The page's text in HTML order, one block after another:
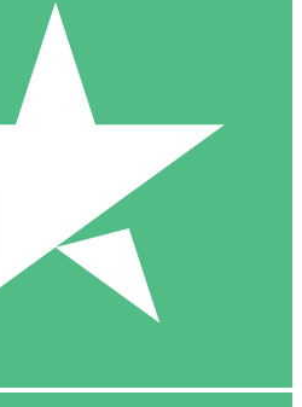
10 Descargas
20 00